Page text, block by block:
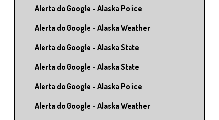
Alerta do Google - Alaska Police
Alerta do Google - Alaska Weather
Alerta do Google - Alaska State
Alerta do Google - Alaska State
Alerta do Google - Alaska Police
Alerta do Google - Alaska Weather